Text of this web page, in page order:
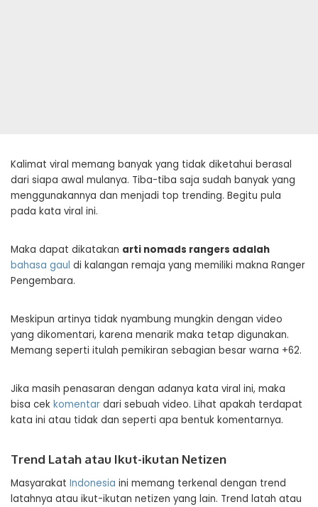
Kalimat viral memang banyak yang tidak diketahui berasal
dari siapa awal mulanya. Tiba-tiba saja sudah banyak yang
menggunakannya dan menjadi top trending. Begitu pula
pada kata viral ini.
Maka dapat dikatakan arti nomads rangers adalah
bahasa gaul di kalangan remaja yang memiliki makna Ranger
Pengembara.
Meskipun artinya tidak nyambung mungkin dengan video
yang dikomentari, karena menarik maka tetap digunakan.
Memang seperti itulah pemikiran sebagian besar warna +62.
Jika masih penasaran dengan adanya kata viral ini, maka
bisa cek komentar dari sebuah video. Lihat apakah terdapat
kata ini atau tidak dan seperti apa bentuk komentarnya.
Trend Latah atau Ikut-ikutan Netizen
Masyarakat Indonesia ini memang terkenal dengan trend
latahnya atau ikut-ikutan netizen yang lain. Trend latah atau